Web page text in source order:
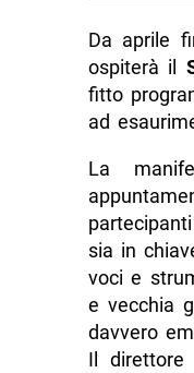
Da aprile
ospiterà il
fitto
ad
La
sia in
voci e
e vecchia
davvero
Il direttore